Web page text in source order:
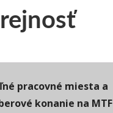
pracovné miesta a
konanie na MTF